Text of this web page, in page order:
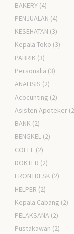
BAKERY (4)
PENJUALAN (4)
KESEHATAN (3)
Kepala Toko (3)
PABRIK (3)
Personalia (3)
ANALISIS (2)
Acocunting (2)
Asisten Apoteker
BANK (2)
BENGKEL (2)
COFFE (2)
DOKTER (2)
FRONTDESK (2)
HELPER (2)
Kepala Cabang (2)
PELAKSANA (2)
Pustakawan (2)